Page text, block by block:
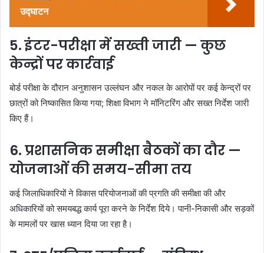
उद्घाटन
5. इंटर-परीक्षा में सख्ती जारी — कुछ
केन्द्रों पर कार्रवाई
बोर्ड परीक्षा के दौरान अनुशासन उल्लंघन और नकल के आरोपों पर कई केन्द्रों पर
छात्रों को निष्कासित किया गया; शिक्षा विभाग ने मॉनिटरिंग और सख्त निर्देश जारी
किए हैं।
6. प्रशासनिक समीक्षा बैठकों का दौर —
योजनाओं की समय-सीमा तय
कई जिलाधिकारियों ने विकास परियोजनाओं की प्रगति की समीक्षा की और
अधिकारियों को समयबद्ध कार्य पूरा करने के निर्देश दिये। पानी-निकासी और सड़कों
के मामलों पर खास ध्यान दिया जा रहा है।